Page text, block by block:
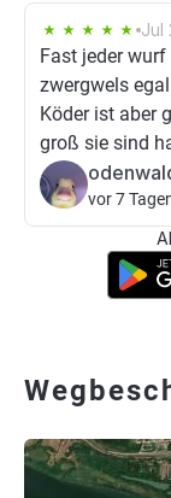
Jul
Fast jeder
zwergwels
Köder ist aber
groß sie sind
vor 7